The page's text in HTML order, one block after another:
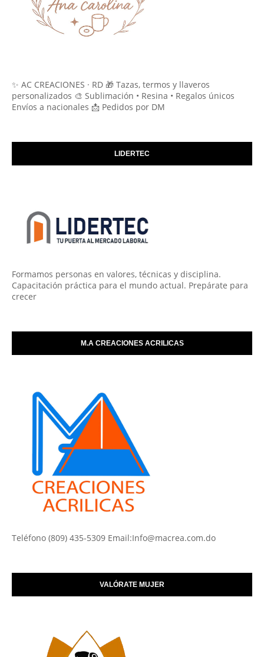
✨ AC CREACIONES · RD 🎁 Tazas, termos y llaveros
personalizados 🎨 Sublimación • Resina • Regalos únicos
Envíos a nacionales 📩 Pedidos por DM
LIDERTEC
Formamos personas en valores, técnicas y disciplina.
Capacitación práctica para el mundo actual. Prepárate para
crecer
M.A CREACIONES ACRILICAS
Teléfono (809) 435-5309 Email:Info@macrea.com.do
VALÓRATE MUJER